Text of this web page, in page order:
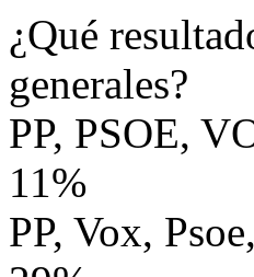
¿Qué
generales?
PP, PSOE,
11%
PP, Vox,